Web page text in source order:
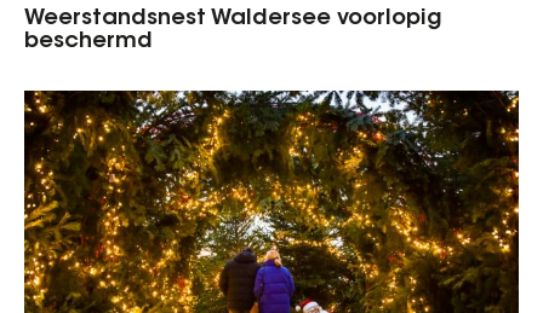
Weerstandsnest Waldersee voorlopig
beschermd